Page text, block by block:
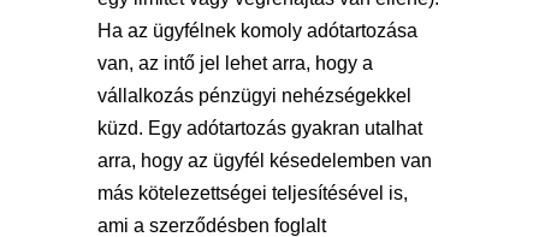
Ha az ügyfélnek komoly adótartozása
van, az intő jel lehet arra, hogy a
vállalkozás pénzügyi nehézségekkel
küzd. Egy adótartozás gyakran utalhat
arra, hogy az ügyfél késedelemben van
más kötelezettségei teljesítésével is,
ami a szerződésben foglalt